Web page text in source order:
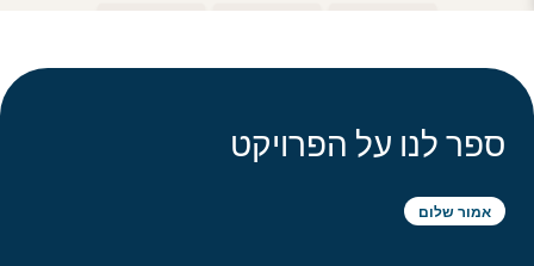
ספר לנו על הפרויקט
אמור שלום